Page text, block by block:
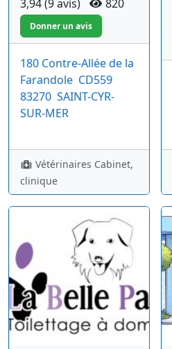
3,94 (9 avis) 820
180 Contre-Allée de la
Farandole CD559
83270 SAINT-CYR-
SUR-MER
Vétérinaires Cabinet,
clinique